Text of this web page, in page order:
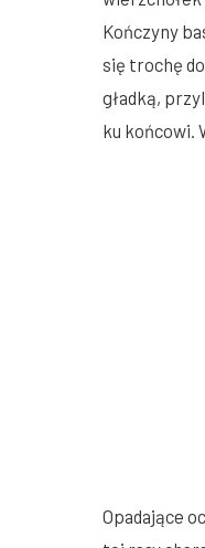
Kończyny
się trochę
gładką,
ku końcowi.
Opadające